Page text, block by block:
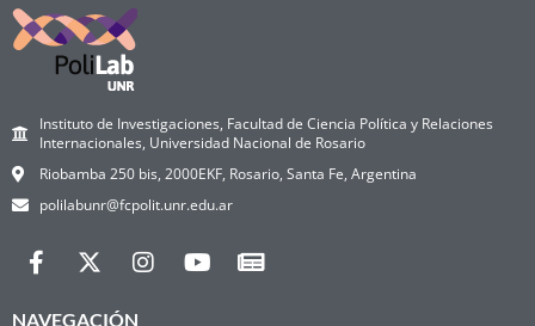
Instituto de Investigaciones, Facultad de Ciencia Política y Relaciones
Internacionales, Universidad Nacional de Rosario
Riobamba 250 bis, 2000EKF, Rosario, Santa Fe, Argentina
polilabunr@fcpolit.unr.edu.ar
NAVEGACIÓN